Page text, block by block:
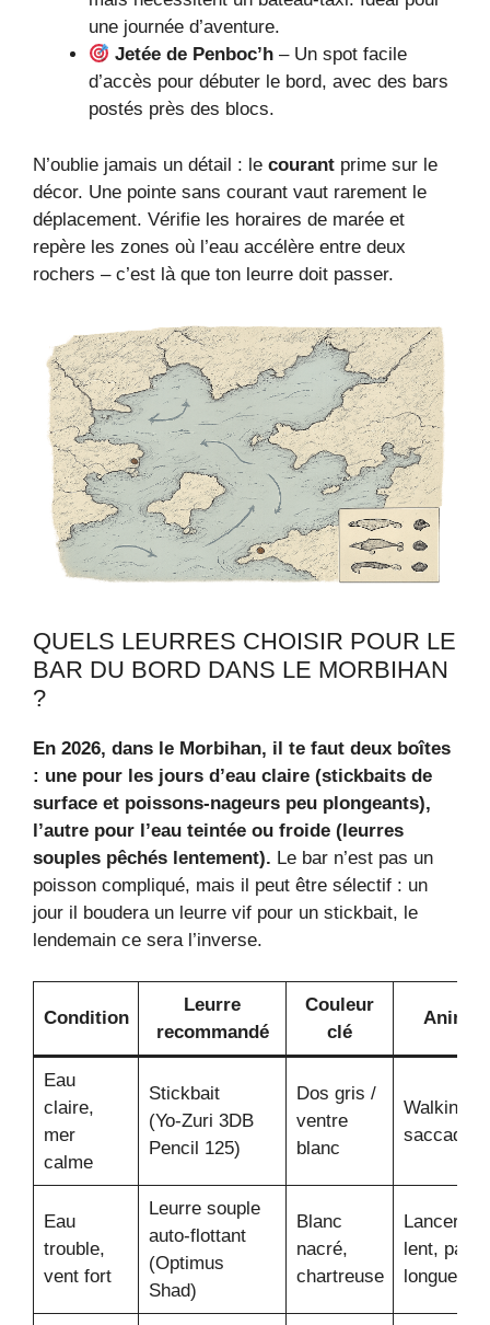
une journée d’aventure.
Jetée de Penboc’h – Un spot facile
d’accès pour débuter le bord, avec des bars
postés près des blocs.
N’oublie jamais un détail : le courant prime sur le
décor. Une pointe sans courant vaut rarement le
déplacement. Vérifie les horaires de marée et
repère les zones où l’eau accélère entre deux
rochers – c’est là que ton leurre doit passer.
QUELS LEURRES CHOISIR POUR LE
BAR DU BORD DANS LE MORBIHAN
?
En 2026, dans le Morbihan, il te faut deux boîtes
: une pour les jours d’eau claire (stickbaits de
surface et poissons‑nageurs peu plongeants),
l’autre pour l’eau teintée ou froide (leurres
souples pêchés lentement). Le bar n’est pas un
poisson compliqué, mais il peut être sélectif : un
jour il boudera un leurre vif pour un stickbait, le
lendemain ce sera l’inverse.
Condition
Leurre
recommandé
Couleur
clé
Eau
claire,
mer
calme
Stickbait
(Yo‑Zuri 3DB
Pencil 125)
Dos gris /
ventre
blanc
Walking
saccadé
Eau
trouble,
vent fort
Leurre souple
auto‑flottant
(Optimus
Shad)
Blanc
nacré,
chartreuse
lent,
longues